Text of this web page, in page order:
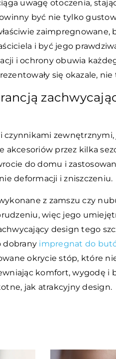
uwagę otoczenia,
być nie tylko
zaimpregnowane,
i być jego
i ochrony obuwia
się okazale,
zewnętrznymi,
przez kilka
do domu i
deformacji i zniszczeniu.
z zamszu czy
więc jego
design tego
dobrany impregnat do
okrycie stóp, które
komfort, wygodę
jak atrakcyjny design.